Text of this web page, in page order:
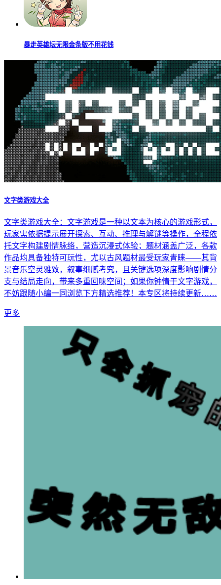
暴走英雄坛无限金条版不用花钱
文字类游戏大全
文字类游戏大全：文字游戏是一种以文本为核心的游戏形式，
玩家需依据提示展开探索、互动、推理与解谜等操作，全程依
托文字构建剧情脉络，营造沉浸式体验；题材涵盖广泛，各款
作品均具备独特可玩性，尤以古风题材最受玩家青睐——其背
景音乐空灵雅致，叙事细腻考究，且关键选项深度影响剧情分
支与结局走向，带来多重回味空间；如果你钟情于文字游戏，
不妨跟随小编一同浏览下方精选推荐！本专区将持续更新……
更多